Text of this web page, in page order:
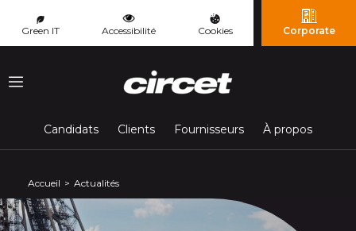
Green IT Accessibilité Cookies Corporate
Menu
Candidats Clients Fournisseurs À propos
Accueil Actualités